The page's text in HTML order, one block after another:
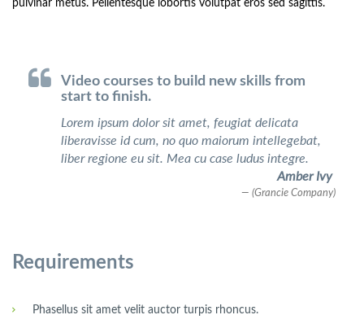
pulvinar metus. Pellentesque lobortis volutpat eros sed sagittis.
Video courses to build new skills from
start to finish.
Lorem ipsum dolor sit amet, feugiat delicata
liberavisse id cum, no quo maiorum intellegebat,
liber regione eu sit. Mea cu case ludus integre.
Amber Ivy
(Grancie Company)
Requirements
Phasellus sit amet velit auctor turpis rhoncus.